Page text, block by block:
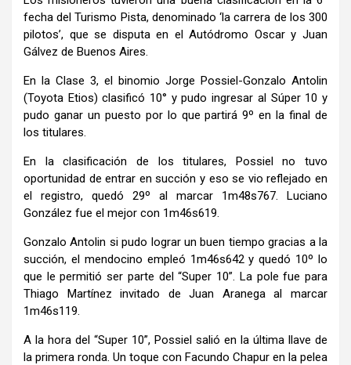
fecha del Turismo Pista, denominado ‘la carrera de los 300
pilotos’, que se disputa en el Autódromo Oscar y Juan
Gálvez de Buenos Aires.
En la Clase 3, el binomio Jorge Possiel-Gonzalo Antolin
(Toyota Etios) clasificó 10° y pudo ingresar al Súper 10 y
pudo ganar un puesto por lo que partirá 9º en la final de
los titulares.
En la clasificación de los titulares, Possiel no tuvo
oportunidad de entrar en succión y eso se vio reflejado en
el registro, quedó 29º al marcar 1m48s767. Luciano
González fue el mejor con 1m46s619.
Gonzalo Antolin si pudo lograr un buen tiempo gracias a la
succión, el mendocino empleó 1m46s642 y quedó 10º lo
que le permitió ser parte del “Super 10”. La pole fue para
Thiago Martínez invitado de Juan Aranega al marcar
1m46s119.
A la hora del “Super 10”, Possiel salió en la última llave de
la primera ronda. Un toque con Facundo Chapur en la pelea